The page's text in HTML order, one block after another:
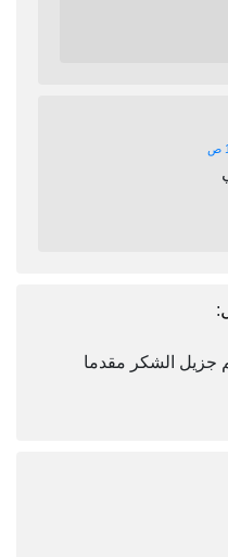
:
جزيل الشكر مقدما